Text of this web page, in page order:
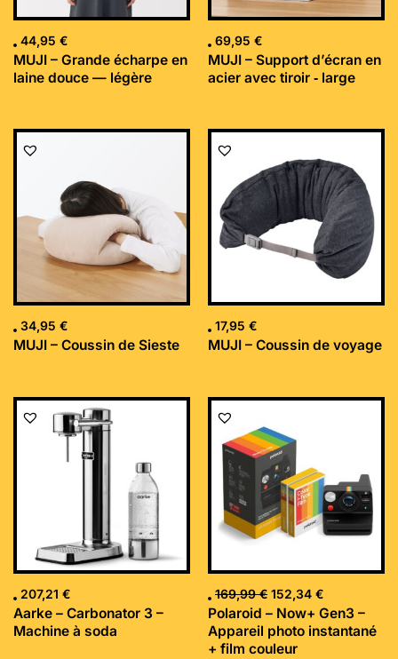
44,95 €
MUJI – Grande écharpe en
laine douce — légère
69,95 €
MUJI – Support d’écran en
acier avec tiroir ‐ large
34,95 €
MUJI – Coussin de Sieste
17,95 €
MUJI – Coussin de voyage
207,21 €
Aarke – Carbonator 3 –
Machine à soda
169,99€
Le
initial
était :
169,99 €.
152,34 €
Le
Polaroid – Now+ Gen3 –
Appareil photo instantané
+ film couleur